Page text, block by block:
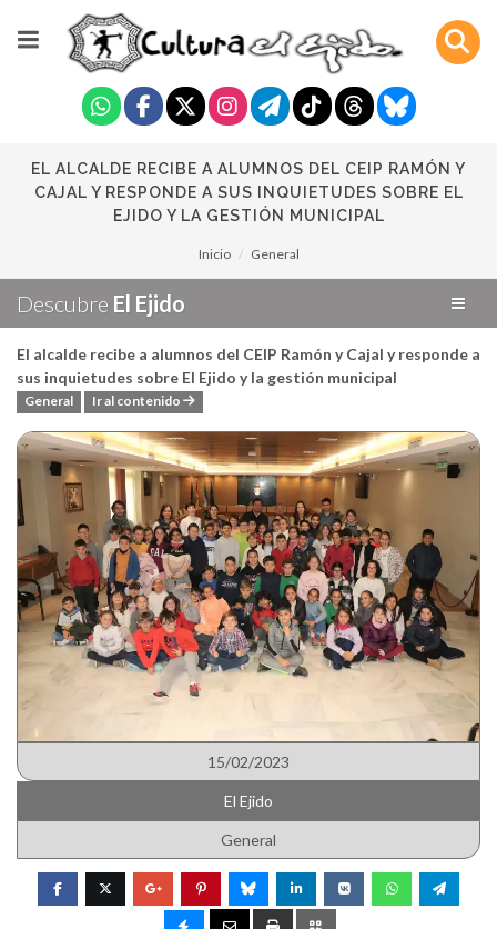
EL ALCALDE RECIBE A ALUMNOS DEL CEIP RAMÓN Y
CAJAL Y RESPONDE A SUS INQUIETUDES SOBRE EL
EJIDO Y LA GESTIÓN MUNICIPAL
Inicio General
Descubre El Ejido
El alcalde recibe a alumnos del CEIP Ramón y Cajal y responde a
sus inquietudes sobre El Ejido y la gestión municipal
General Ir al contenido
15/02/2023
El Ejido
General